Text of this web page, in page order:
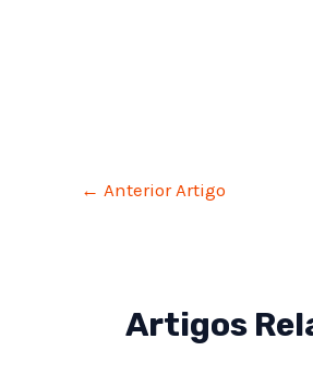
Post
← Anterior Artigo
Artigos